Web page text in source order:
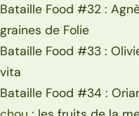
Bataille Food #32 :
graines de Folie
Bataille Food #33 :
vita
Bataille Food #34 :